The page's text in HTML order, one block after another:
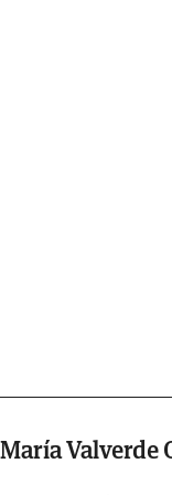
Valverde